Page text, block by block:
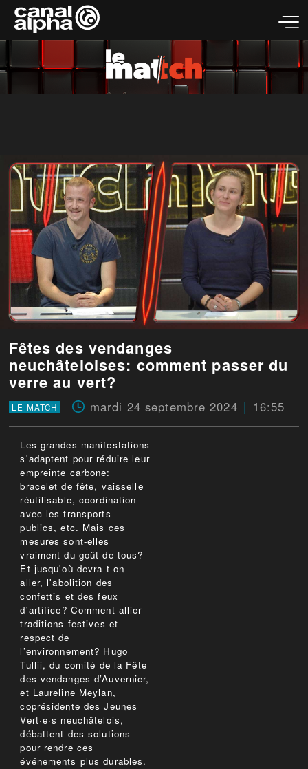
Fêtes des vendanges
neuchâteloises: comment passer du
verre au vert?
LE MATCH mardi 24 septembre 2024 16:55
Les grandes manifestations
s'adaptent pour réduire leur
empreinte carbone:
bracelet de fête, vaisselle
réutilisable, coordination
avec les transports
publics, etc. Mais ces
mesures sont-elles
vraiment du goût de tous?
Et jusqu'où devra-t-on
aller, l'abolition des
confettis et des feux
d'artifice? Comment allier
traditions festives et
respect de
l’environnement? Hugo
Tullii, du comité de la Fête
des vendanges d’Auvernier,
et Laureline Meylan,
coprésidente des Jeunes
Vert·e·s neuchâtelois,
débattent des solutions
pour rendre ces
événements plus durables.